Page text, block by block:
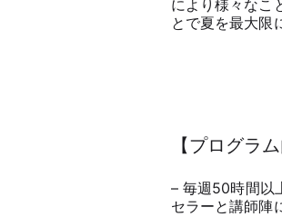
により様々なこ
とで夏を最大限
【プログラム
– 毎週50時間以
セラーと講師陣